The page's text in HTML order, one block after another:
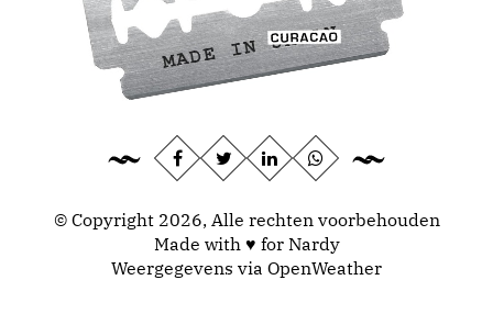
© Copyright 2026, Alle rechten voorbehouden
Made with ♥ for Nardy
Weergegevens via OpenWeather